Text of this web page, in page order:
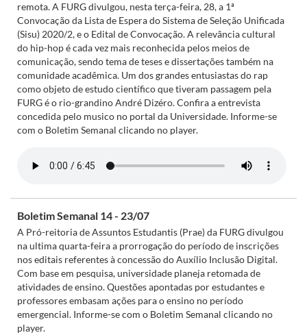
remota. A FURG divulgou, nesta terça-feira, 28, a 1ª
Convocação da Lista de Espera do Sistema de Seleção Unificada
(Sisu) 2020/2, e o Edital de Convocação. A relevância cultural
do hip-hop é cada vez mais reconhecida pelos meios de
comunicação, sendo tema de teses e dissertações também na
comunidade acadêmica. Um dos grandes entusiastas do rap
como objeto de estudo científico que tiveram passagem pela
FURG é o rio-grandino André Dizéro. Confira a entrevista
concedida pelo musico no portal da Universidade. Informe-se
com o Boletim Semanal clicando no player.
Boletim Semanal 14 - 23/07
A Pró-reitoria de Assuntos Estudantis (Prae) da FURG divulgou
na ultima quarta-feira a prorrogação do período de inscrições
nos editais referentes à concessão do Auxílio Inclusão Digital.
Com base em pesquisa, universidade planeja retomada de
atividades de ensino. Questões apontadas por estudantes e
professores embasam ações para o ensino no período
emergencial. Informe-se com o Boletim Semanal clicando no
player.